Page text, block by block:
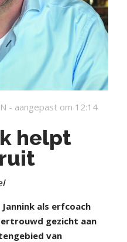
- aangepast om 12:14
helpt
als erfcoach
gezicht aan
van